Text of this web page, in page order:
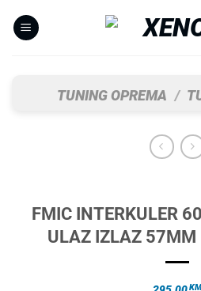
TUNING OPREMA /
FMIC INTERKULER
ULAZ IZLAZ